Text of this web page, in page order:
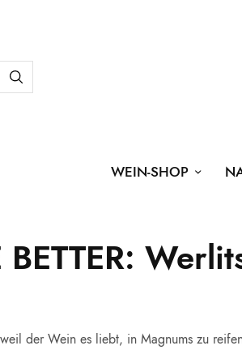
WEIN-SHOP
der Wein es liebt, in Magnums zu